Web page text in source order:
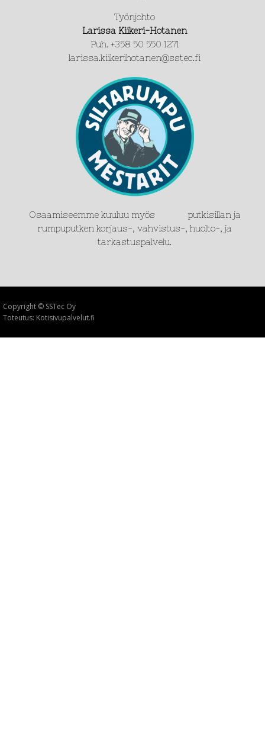
Työnjohto
Larissa Kiikeri-Hotanen
Puh. +358 50 550 1271
larissa.kiikerihotanen@sstec.fi
Osaamiseemme kuuluu myös putkisillan ja
rumpuputken korjaus-, vahvistus-, huolto-, ja
tarkastuspalvelu.
Copyright © SSTec Oy
Toteutus: Kotisivupalvelut.fi